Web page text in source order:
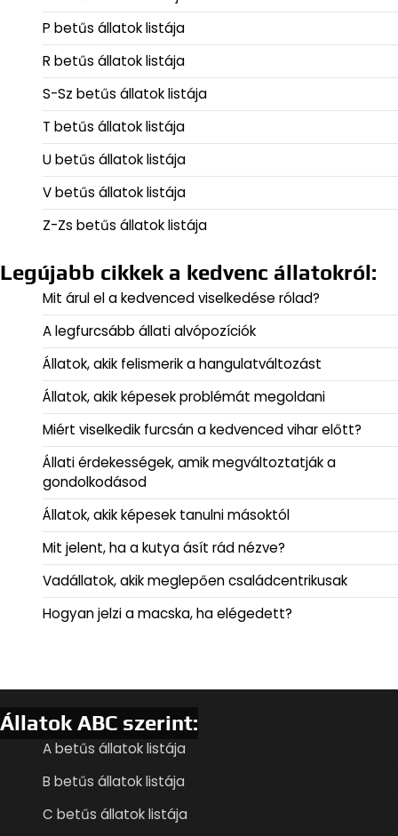
P betűs állatok listája
R betűs állatok listája
S-Sz betűs állatok listája
T betűs állatok listája
U betűs állatok listája
V betűs állatok listája
Z-Zs betűs állatok listája
Legújabb cikkek a kedvenc állatokról:
Mit árul el a kedvenced viselkedése rólad?
A legfurcsább állati alvópozíciók
Állatok, akik felismerik a hangulatváltozást
Állatok, akik képesek problémát megoldani
Miért viselkedik furcsán a kedvenced vihar előtt?
Állati érdekességek, amik megváltoztatják a
gondolkodásod
Állatok, akik képesek tanulni másoktól
Mit jelent, ha a kutya ásít rád nézve?
Vadállatok, akik meglepően családcentrikusak
Hogyan jelzi a macska, ha elégedett?
Állatok ABC szerint:
A betűs állatok listája
B betűs állatok listája
C betűs állatok listája